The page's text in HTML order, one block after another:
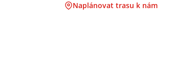
Naplánovat trasu k nám